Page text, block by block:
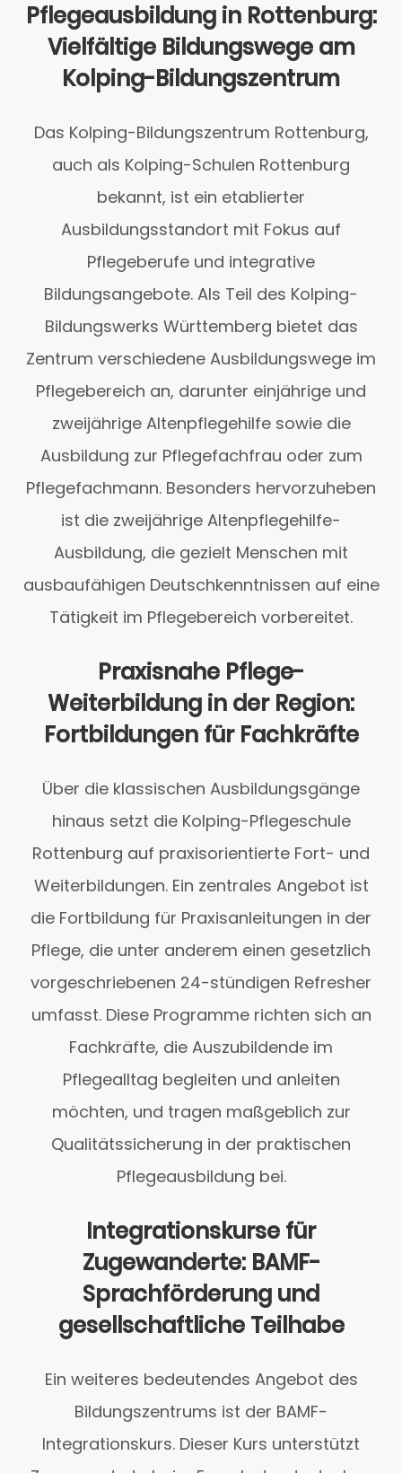
Pflegeausbildung in Rottenburg:
Vielfältige Bildungswege am
Kolping-Bildungszentrum
Das Kolping-Bildungszentrum Rottenburg,
auch als Kolping-Schulen Rottenburg
bekannt, ist ein etablierter
Ausbildungsstandort mit Fokus auf
Pflegeberufe und integrative
Bildungsangebote. Als Teil des Kolping-
Bildungswerks Württemberg bietet das
Zentrum verschiedene Ausbildungswege im
Pflegebereich an, darunter einjährige und
zweijährige Altenpflegehilfe sowie die
Ausbildung zur Pflegefachfrau oder zum
Pflegefachmann. Besonders hervorzuheben
ist die zweijährige Altenpflegehilfe-
Ausbildung, die gezielt Menschen mit
ausbaufähigen Deutschkenntnissen auf eine
Tätigkeit im Pflegebereich vorbereitet.
Praxisnahe Pflege-
Weiterbildung in der Region:
Fortbildungen für Fachkräfte
Über die klassischen Ausbildungsgänge
hinaus setzt die Kolping-Pflegeschule
Rottenburg auf praxisorientierte Fort- und
Weiterbildungen. Ein zentrales Angebot ist
die Fortbildung für Praxisanleitungen in der
Pflege, die unter anderem einen gesetzlich
vorgeschriebenen 24-stündigen Refresher
umfasst. Diese Programme richten sich an
Fachkräfte, die Auszubildende im
Pflegealltag begleiten und anleiten
möchten, und tragen maßgeblich zur
Qualitätssicherung in der praktischen
Pflegeausbildung bei.
Integrationskurse für
Zugewanderte: BAMF-
Sprachförderung und
gesellschaftliche Teilhabe
Ein weiteres bedeutendes Angebot des
Bildungszentrums ist der BAMF-
Integrationskurs. Dieser Kurs unterstützt